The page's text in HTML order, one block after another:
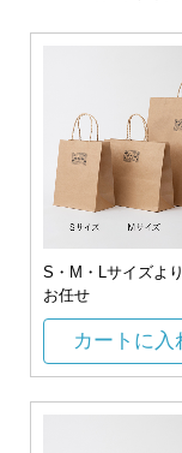
S・M・Lサイズよ
お任せ
カートに入